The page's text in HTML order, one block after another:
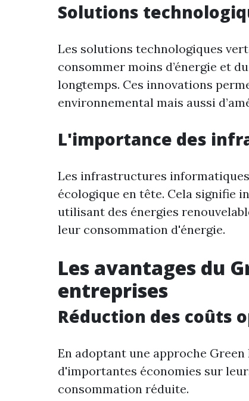
Solutions
Les solutions technologiques
consommer moins d’énergie et
longtemps. Ces innovations
environnemental mais aussi
L'importance des
Les infrastructures
écologique en tête. Cela signifie
utilisant des énergies
leur consommation d'énergie.
Les avantages du
entreprises
Réduction des coûts
En adoptant une approche
d'importantes économies sur
consommation réduite.